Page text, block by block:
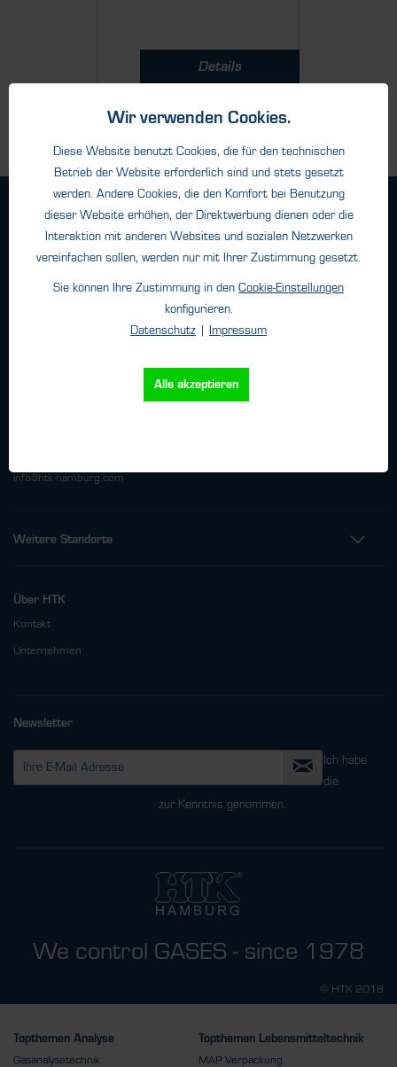
Details
Geschäftsbedingungen
Haftungsangaben
Datenschutz
Impressum
info@htk-hamburg.com
Weitere Standorte
Über HTK
Kontakt
Unternehmen
Newsletter
Ich habe
die
zur Kenntnis genommen.
We control GASES - since 1978
© HTK 2018
Topthemen Analyse
Gasanalysetechnik
Topthemen Lebensmitteltechnik
MAP Verpackung
Wir verwenden Cookies.
Diese Website benutzt Cookies, die für den technischen
Betrieb der Website erforderlich sind und stets gesetzt
werden. Andere Cookies, die den Komfort bei Benutzung
dieser Website erhöhen, der Direktwerbung dienen oder die
Interaktion mit anderen Websites und sozialen Netzwerken
vereinfachen sollen, werden nur mit Ihrer Zustimmung gesetzt.
Sie können Ihre Zustimmung in den Cookie-Einstellungen
konfigurieren.
Datenschutz
Impressum
Alle akzeptieren